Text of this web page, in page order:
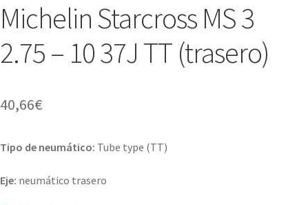
Michelin Starcross MS 3
2.75 – 10 37J TT (trasero)
40,66€
Tipo de neumático: Tube type (TT)
Eje: neumático trasero